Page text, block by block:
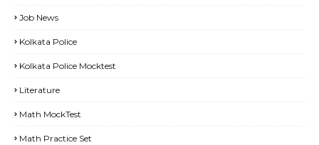
Job News
Kolkata Police
Kolkata Police Mocktest
Literature
Math MockTest
Math Practice Set